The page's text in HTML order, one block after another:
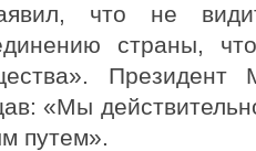
что не
страны,
Президент
«Мы
путем».